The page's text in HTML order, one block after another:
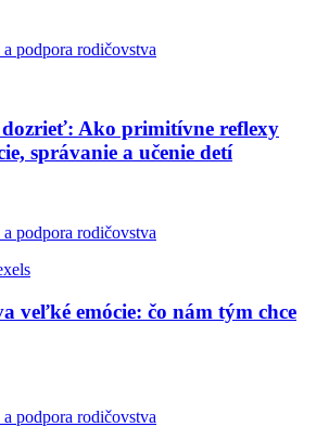
podpora rodičovstva
Ako primitívne reflexy
správanie a učenie detí
podpora rodičovstva
veľké emócie: čo nám tým chce
podpora rodičovstva